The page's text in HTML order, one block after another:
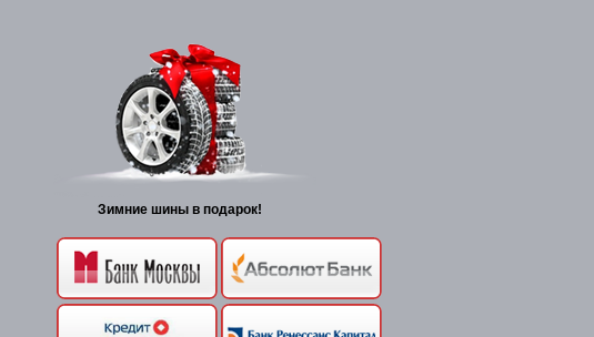
Зимние шины в подарок!